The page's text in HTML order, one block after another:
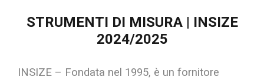
STRUMENTI DI MISURA | INSIZE
2024/2025
INSIZE – Fondata nel 1995, è un fornitore